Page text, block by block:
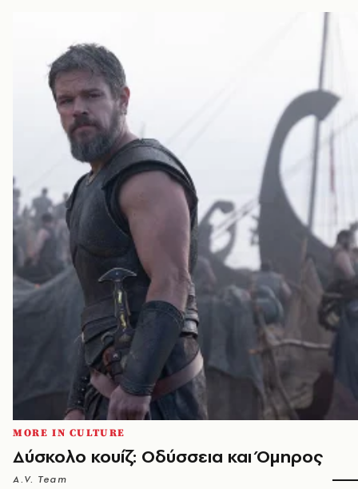
MORE IN CULTURE
Δύσκολο κουίζ: Οδύσσεια και Όμηρος
A.V. Team